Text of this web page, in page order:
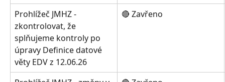
Prohlížeč JMHZ -
zkontrolovat, že
splňujeme kontroly po
úpravy Definice datové
věty EDV z 12.06.26
🔴 Zavřeno